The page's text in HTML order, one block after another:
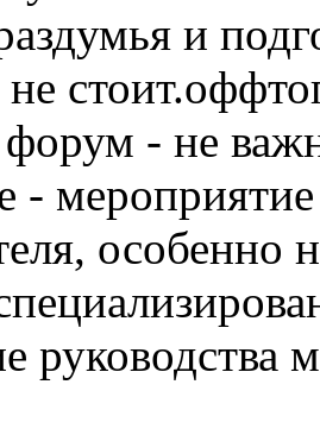
и
не
- не
-
особенно
руководства